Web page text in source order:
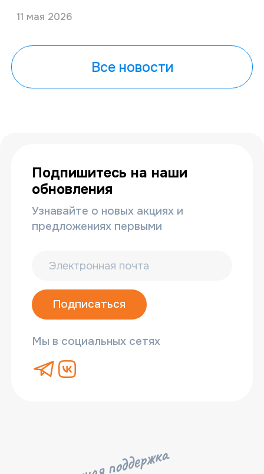
11 мая 2026
Все новости
Подпишитесь на наши
обновления
Узнавайте о новых акциях и
предложениях первыми
Подписаться
Мы в социальных сетях